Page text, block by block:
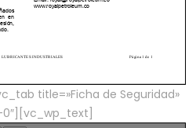
title=»Ficha de Seguridad»
0″][vc_wp_text]